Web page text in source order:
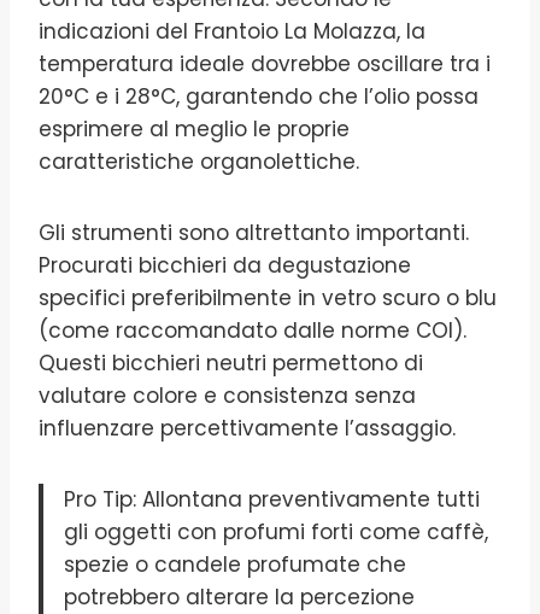
indicazioni del Frantoio La Molazza, la
temperatura ideale dovrebbe oscillare tra i
20°C e i 28°C, garantendo che l’olio possa
esprimere al meglio le proprie
caratteristiche organolettiche.
Gli strumenti sono altrettanto importanti.
Procurati bicchieri da degustazione
specifici preferibilmente in vetro scuro o blu
(come raccomandato dalle norme COI).
Questi bicchieri neutri permettono di
valutare colore e consistenza senza
influenzare percettivamente l’assaggio.
Pro Tip: Allontana preventivamente tutti
gli oggetti con profumi forti come caffè,
spezie o candele profumate che
potrebbero alterare la percezione